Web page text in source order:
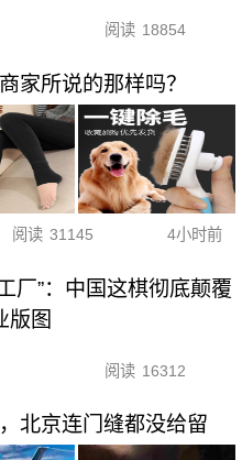
阅读 18854
家所说的那样吗？
阅读 31145 4小时前
厂”：中国这棋彻底颠覆
版图
阅读 16312
北京连门缝都没给留